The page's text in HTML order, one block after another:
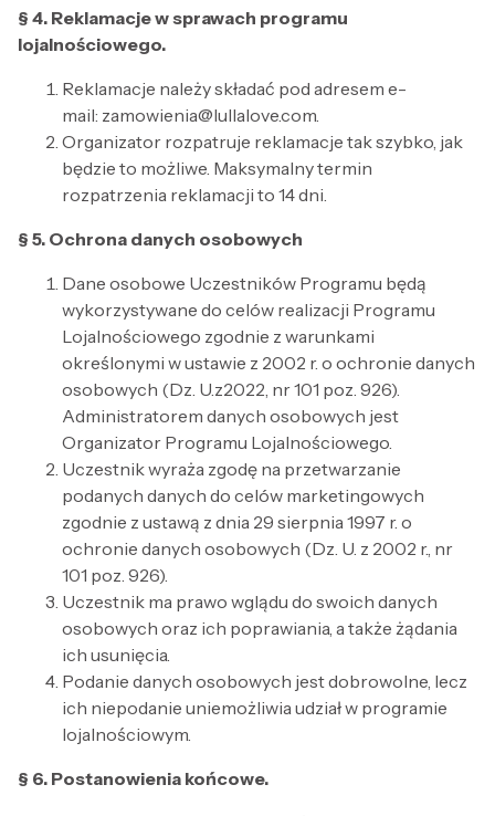
§ 4. Reklamacje w sprawach programu
lojalnościowego.
Reklamacje należy składać pod adresem e-
mail: zamowienia@lullalove.com.
Organizator rozpatruje reklamacje tak szybko, jak
będzie to możliwe. Maksymalny termin
rozpatrzenia reklamacji to 14 dni.
§ 5. Ochrona danych osobowych
Dane osobowe Uczestników Programu będą
wykorzystywane do celów realizacji Programu
Lojalnościowego zgodnie z warunkami
określonymi w ustawie z 2002 r. o ochronie danych
osobowych (Dz. U.z2022, nr 101 poz. 926).
Administratorem danych osobowych jest
Organizator Programu Lojalnościowego.
Uczestnik wyraża zgodę na przetwarzanie
podanych danych do celów marketingowych
zgodnie z ustawą z dnia 29 sierpnia 1997 r. o
ochronie danych osobowych (Dz. U. z 2002 r., nr
101 poz. 926).
Uczestnik ma prawo wglądu do swoich danych
osobowych oraz ich poprawiania, a także żądania
ich usunięcia.
Podanie danych osobowych jest dobrowolne, lecz
ich niepodanie uniemożliwia udział w programie
lojalnościowym.
§ 6. Postanowienia końcowe.